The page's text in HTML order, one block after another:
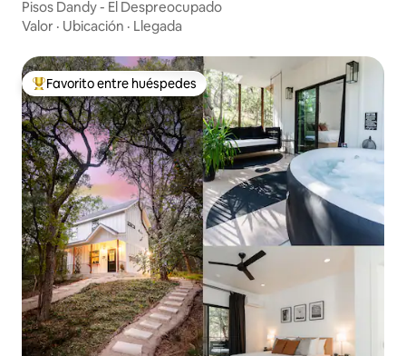
Pisos Dandy - El Despreocupado
Valor · Ubicación · Llegada
De los mejores en Favorito entre huéspedes
Favorito entre huéspedes